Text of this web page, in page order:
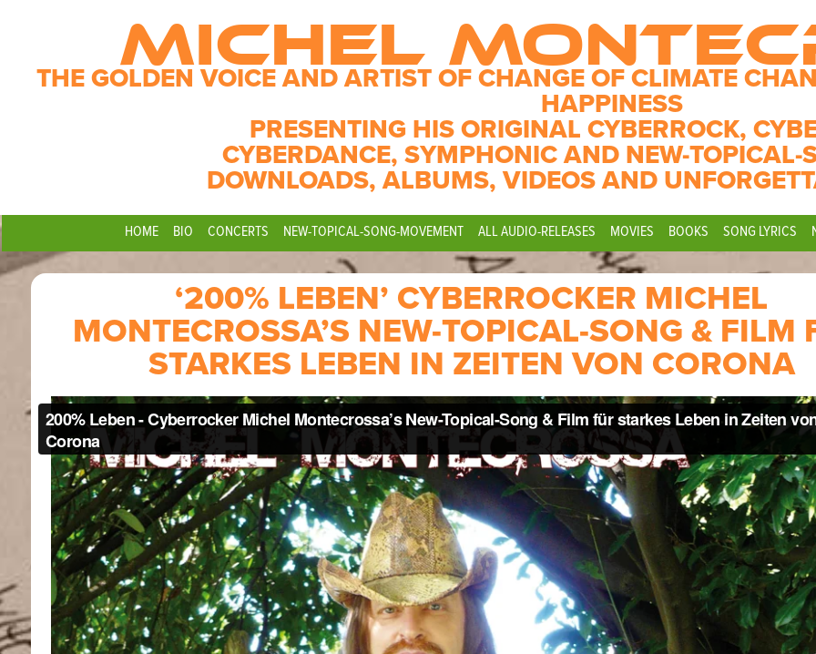
MICHEL
THE GOLDEN VOICE AND ARTIST OF CHANGE OF CLIMATE
HAPPINESS
PRESENTING HIS ORIGINAL CYBERROCK,
CYBERDANCE, SYMPHONIC AND NEW-TOPICAL-
DOWNLOADS, ALBUMS, VIDEOS AND
HOME BIO CONCERTS NEW-TOPICAL-SONG-MOVEMENT ALL AUDIO-RELEASES MOVIES BOOKS SONG LYRICS
‘200% LEBEN’ CYBERROCKER MICHEL
MONTECROSSA’S NEW-TOPICAL-SONG & FILM
STARKES LEBEN IN ZEITEN VON CORONA